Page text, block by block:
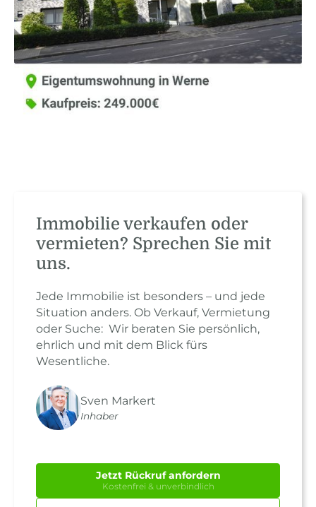
Immobilie verkaufen oder
vermieten? Sprechen Sie mit
uns.
Jede Immobilie ist besonders – und jede
Situation anders. Ob Verkauf, Vermietung
oder Suche: Wir beraten Sie persönlich,
ehrlich und mit dem Blick fürs
Wesentliche.
Sven Markert
Inhaber
Jetzt Rückruf anfordern
Kostenfrei & unverbindlich